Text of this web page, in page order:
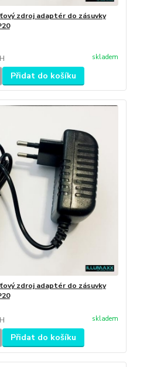
zdroj adaptér do zásuvky
skladem
Přidat do košíku
zdroj adaptér do zásuvky
skladem
Přidat do košíku